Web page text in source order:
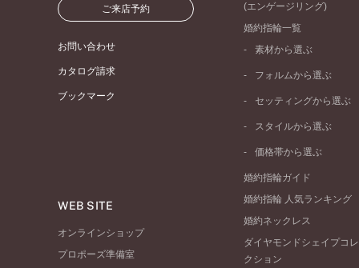
ご来店予約
お問い合わせ
カタログ請求
ブックマーク
WEB SITE
オンラインショップ
プロポーズ準備室
(エンゲージリング)
婚約指輪一覧
素材から選ぶ
プラチナ
ピンクゴールド
ペールブラウンゴール
フォルムから選ぶ
ストレートライン
V字ライン
セッティングから選ぶ
ソリテール
ダブルサイドメレ
ラインメレ
スタイルから選ぶ
シンプル
モード
エレガント
ゴージャス
価格帯から選ぶ
50万円台～
20万円台～
10万円台～
婚約指輪ガイド
婚約指輪 人気ランキング
婚約ネックレス
ダイヤモンドシェイプコレ
クション